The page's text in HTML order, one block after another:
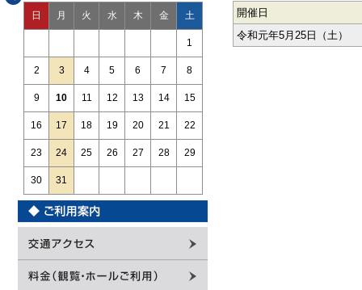
日 月 火 水 木 金 土
1
2 3 4 5 6 7 8
9 10 11 12 13 14 15
16 17 18 19 20 21 22
23 24 25 26 27 28 29
30 31
開催日
令和元年5月25日（土）